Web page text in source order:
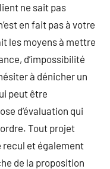
ne sait pas
en fait pas à votre
les moyens à mettre
d’impossibilité
à dénicher un
peut être
d’évaluation qui
Tout projet
recul et également
de la proposition